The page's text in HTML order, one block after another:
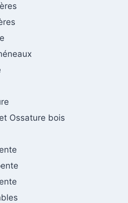
Ossature bois